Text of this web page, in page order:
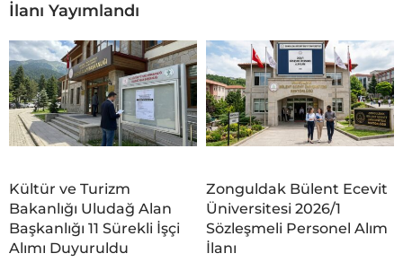
İlanı Yayımlandı
Kültür ve Turizm
Bakanlığı Uludağ Alan
Başkanlığı 11 Sürekli İşçi
Alımı Duyuruldu
Zonguldak Bülent Ecevit
Üniversitesi 2026/1
Sözleşmeli Personel Alım
İlanı